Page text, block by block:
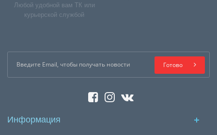
Любой удобной вам ТК или
курьерской службой
Готово
Информация